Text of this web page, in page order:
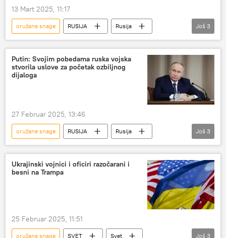
13 Mart 2025, 11:17
oružane snage RUSIJA
Rusija
Ukrajina
Marija Zaharova Zapad
Još 3
Putin: Svojim pobedama ruska vojska
stvorila uslove za početak ozbiljnog
dijaloga
27 Februar 2025, 13:46
oružane snage RUSIJA
Rusija
Vladimir Putin
Ukrajina Pregovori
Još 3
Ukrajinski vojnici i oficiri razočarani i
besni na Trampa
25 Februar 2025, 11:51
oružane snage SVET
Svet
Još 3